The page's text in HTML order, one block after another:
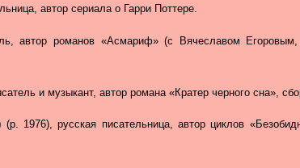
автор сериала о Гарри Поттере.
автор романов «Асмариф» (с Вячеславом
и музыкант, автор романа «Кратер черного сна»,
(р. 1976), русская писательница, автор циклов